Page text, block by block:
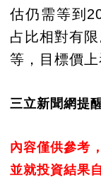
估仍需等到
占比相對有
等，目標價上
三立新聞網提
內容僅供參考
並就投資結果